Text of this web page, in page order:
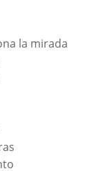
la mirada